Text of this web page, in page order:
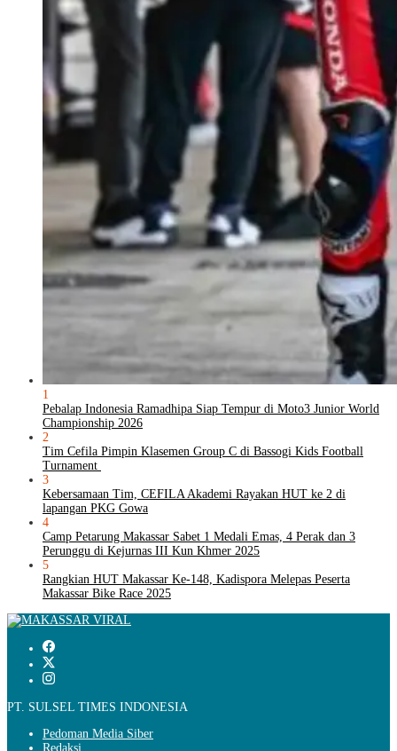
1
Pebalap Indonesia Ramadhipa Siap Tempur di Moto3 Junior World
Championship 2026
2
Tim Cefila Pimpin Klasemen Group C di Bassogi Kids Football
Turnament
3
Kebersamaan Tim, CEFILA Akademi Rayakan HUT ke 2 di
lapangan PKG Gowa
4
Camp Petarung Makassar Sabet 1 Medali Emas, 4 Perak dan 3
Perunggu di Kejurnas III Kun Khmer 2025
5
Rangkian HUT Makassar Ke-148, Kadispora Melepas Peserta
Makassar Bike Race 2025
PT. SULSEL TIMES INDONESIA
Pedoman Media Siber
Redaksi